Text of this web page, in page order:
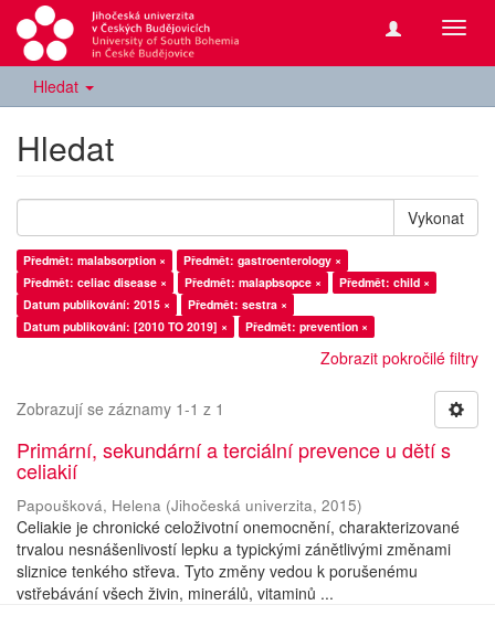
Hledat
Hledat
Vykonat
Předmět: malabsorption ×
Předmět: gastroenterology ×
Předmět: celiac disease ×
Předmět: malapbsopce ×
Předmět: child ×
Datum publikování: 2015 ×
Předmět: sestra ×
Datum publikování: [2010 TO 2019] ×
Předmět: prevention ×
Zobrazit pokročilé filtry
Zobrazují se záznamy 1-1 z 1
Primární, sekundární a terciální prevence u dětí s
celiakií
Papoušková, Helena (Jihočeská univerzita, 2015)
Celiakie je chronické celoživotní onemocnění, charakterizované
trvalou nesnášenlivostí lepku a typickými zánětlivými změnami
sliznice tenkého střeva. Tyto změny vedou k porušenému
vstřebávání všech živin, minerálů, vitaminů ...